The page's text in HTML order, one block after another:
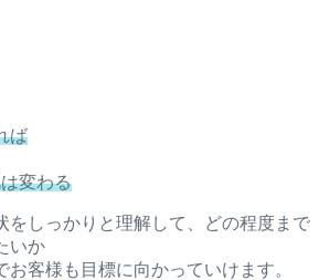
ば
変わる
をしっかりと理解して、どの程度まで
いか
お客様も目標に向かっていけます。